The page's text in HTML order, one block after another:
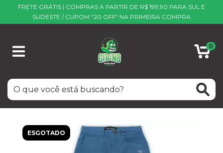
FRETE GRÁTIS | COMPRAS A PARTIR DE R$ 199,90 PARA SUL E
SUDESTE / CUPOM "20 OFF" NA PRIMEIRA COMPRA
0
ESGOTADO